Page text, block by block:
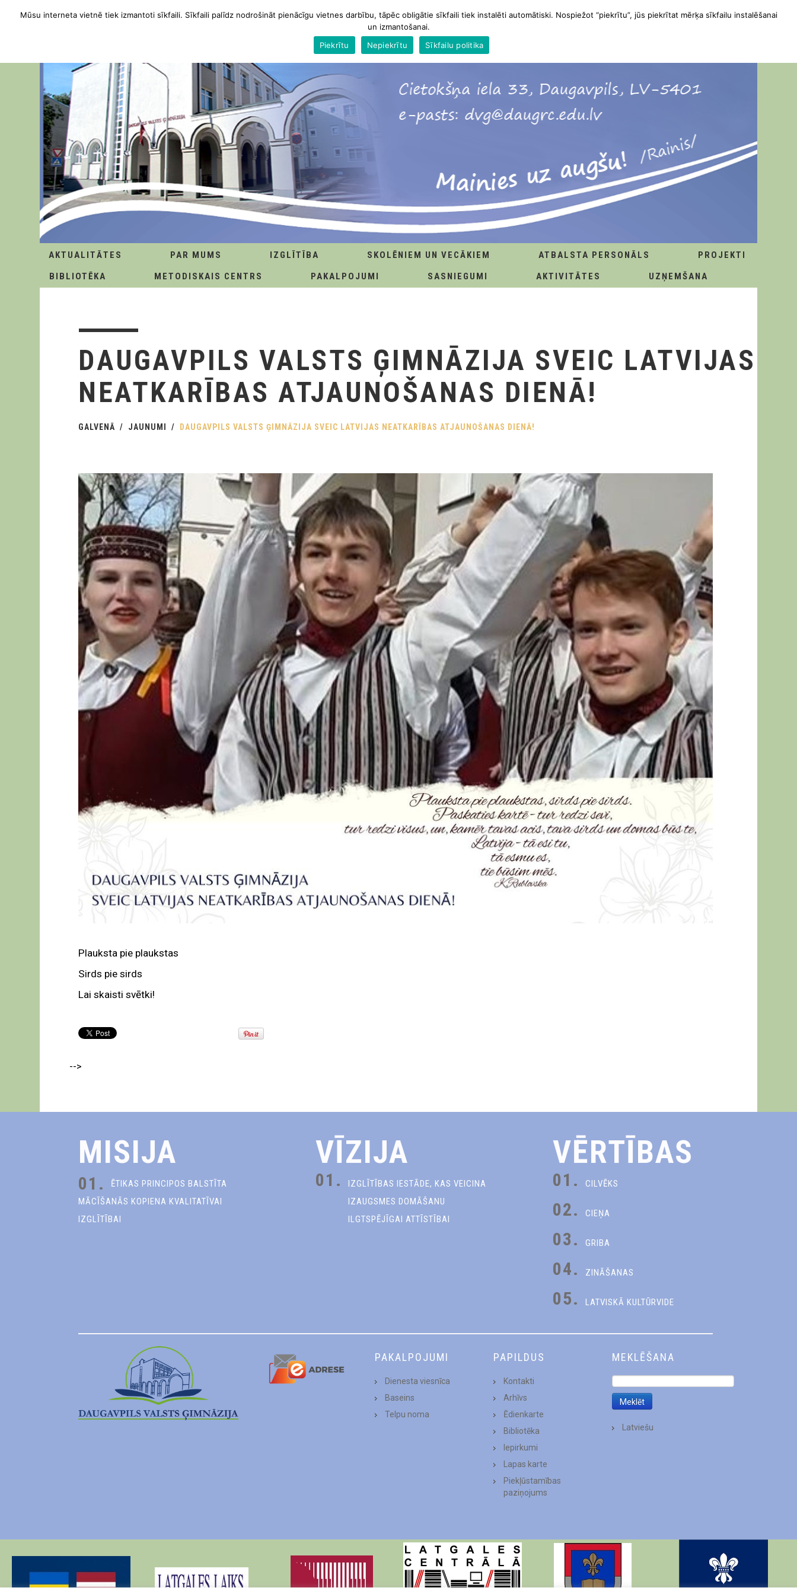
AKTUALITĀTES PAR MUMS IZGLĪTĪBA SKOLĒNIEM UN VECĀKIEM ATBALSTA PERSONĀLS
PROJEKTI
BIBLIOTĒKA
METODISKAIS CENTRS PAKALPOJUMI SASNIEGUMI AKTIVITĀTES UZŅEMŠANA
DAUGAVPILS VALSTS ĢIMNĀZIJA SVEIC LATVIJAS
NEATKARĪBAS ATJAUNOŠANAS DIENĀ!
GALVENĀ JAUNUMI DAUGAVPILS VALSTS ĢIMNĀZIJA SVEIC LATVIJAS NEATKARĪBAS ATJAUNOŠANAS DIENĀ!
Plauksta pie plaukstas
Sirds pie sirds
Lai skaisti svētki!
-->
MISIJA
01.
ĒTIKAS PRINCIPOS BALSTĪTA
MĀCĪŠANĀS KOPIENA KVALITATĪVAI
IZGLĪTĪBAI
VĪZIJA
01.
IZGLĪTĪBAS IESTĀDE, KAS VEICINA
IZAUGSMES DOMĀŠANU
ILGTSPĒJĪGAI ATTĪSTĪBAI
VĒRTĪBAS
01. CILVĒKS
02. CIEŅA
03. GRIBA
04. ZINĀŠANAS
05. LATVISKĀ KULTŪRVIDE
PAKALPOJUMI
Dienesta viesnīca
Baseins
Telpu noma
PAPILDUS
Kontakti
Arhīvs
Ēdienkarte
Bibliotēka
Iepirkumi
Lapas karte
Piekļūstamības
paziņojums
MEKLĒŠANA
Latviešu
Mūsu interneta vietnē tiek izmantoti sīkfaili. Sīkfaili palīdz nodrošināt pienācīgu vietnes darbību, tāpēc obligātie sīkfaili tiek instalēti automātiski. Nospiežot “piekrītu”, jūs piekrītat mērķa sīkfailu instalēšanai
un izmantošanai.
Piekrītu
Nepiekrītu Sīkfailu politika